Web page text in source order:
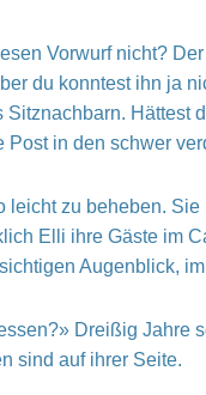
Vorwurf nicht?
du konntest ihn ja
Hättest
Post in den schwer
leicht zu beheben.
Elli ihre Gäste im
Augenblick,
Dreißig Jahre
sind auf ihrer Seite.